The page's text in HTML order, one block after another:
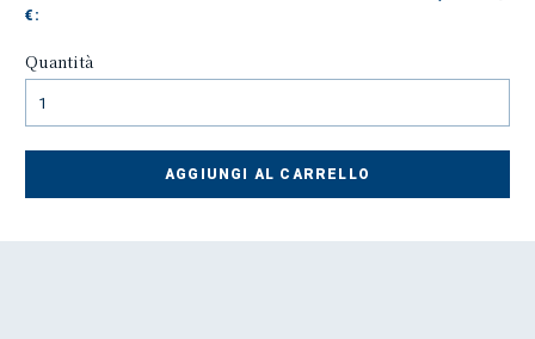
€:
Quantità
AGGIUNGI AL CARRELLO